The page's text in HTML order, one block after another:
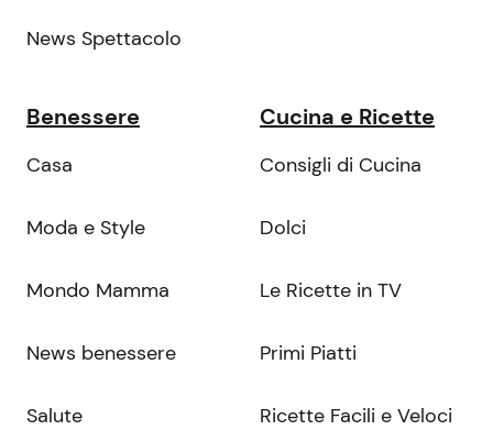
News Spettacolo
Benessere
Casa
Moda e Style
Mondo Mamma
News benessere
Salute
Cucina e Ricette
Consigli di Cucina
Dolci
Le Ricette in TV
Primi Piatti
Ricette Facili e Veloci